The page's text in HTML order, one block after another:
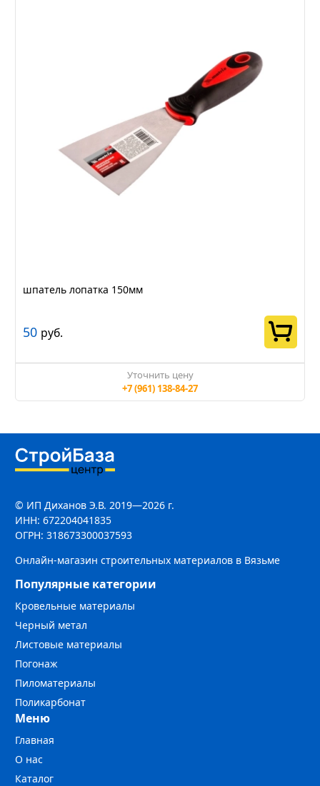
шпатель лопатка 150мм
50 руб.
Уточнить цену
+7 (961) 138-84-27
© ИП Диханов Э.В. 2019—2026 г.
ИНН: 672204041835
ОГРН: 318673300037593
Онлайн-магазин строительных материалов в Вязьме
Популярные категории
Кровельные материалы
Черный метал
Листовые материалы
Погонаж
Пиломатериалы
Поликарбонат
Меню
Главная
О нас
Каталог